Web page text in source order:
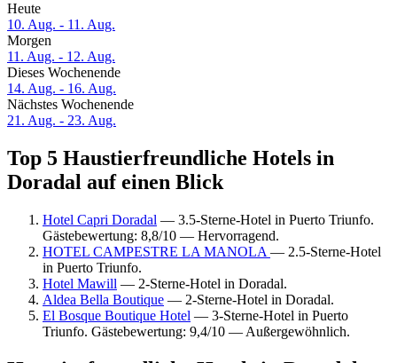
Heute
10. Aug. - 11. Aug.
Morgen
11. Aug. - 12. Aug.
Dieses Wochenende
14. Aug. - 16. Aug.
Nächstes Wochenende
21. Aug. - 23. Aug.
Top 5 Haustierfreundliche Hotels in
Doradal auf einen Blick
Hotel Capri Doradal — 3.5-Sterne-Hotel in Puerto Triunfo.
Gästebewertung: 8,8/10 — Hervorragend.
HOTEL CAMPESTRE LA MANOLA — 2.5-Sterne-Hotel
in Puerto Triunfo.
Hotel Mawill — 2-Sterne-Hotel in Doradal.
Aldea Bella Boutique — 2-Sterne-Hotel in Doradal.
El Bosque Boutique Hotel — 3-Sterne-Hotel in Puerto
Triunfo. Gästebewertung: 9,4/10 — Außergewöhnlich.